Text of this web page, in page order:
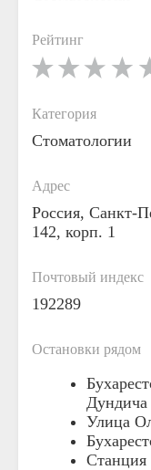
Рейтинг
Категория
Стоматологии
Адрес
Россия, Санкт-
142, корп. 1
Почтовый индекс
192289
Остановки рядом
Дундича
Улица
Станция